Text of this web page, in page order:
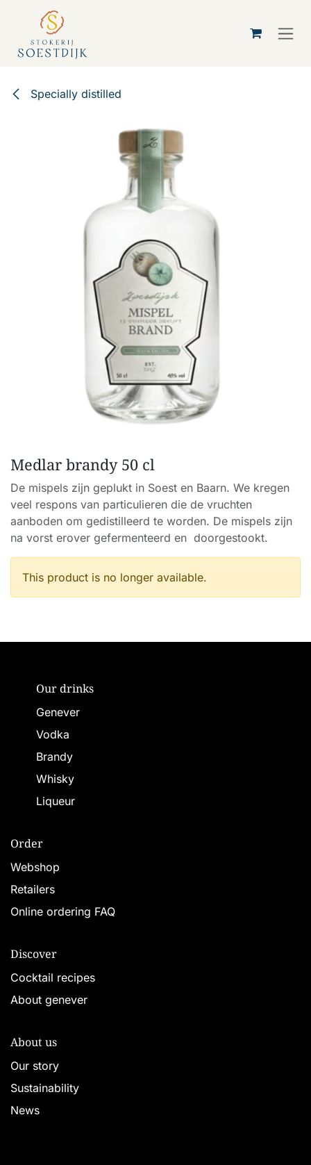
Skip to Content
Specially distilled
Medlar brandy 50 cl
De mispels zijn geplukt in Soest en Baarn. We kregen
veel respons van particulieren die de vruchten
aanboden om gedistilleerd te worden. De mispels zijn
na vorst erover gefermenteerd en doorgestookt.
This product is no longer available.
Our drinks
Genever
Vodka
Brandy
Whisky
Liqueur
Order
Webshop
Retailers
Online ordering FAQ
Discover
Cocktail recipes
About genever
About us
Our story
Sustainability
News